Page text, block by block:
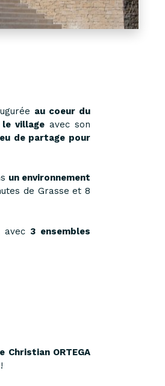
au coeur du
village avec son
de partage pour
un environnement
de Grasse et 8
avec 3 ensembles
Christian ORTEGA